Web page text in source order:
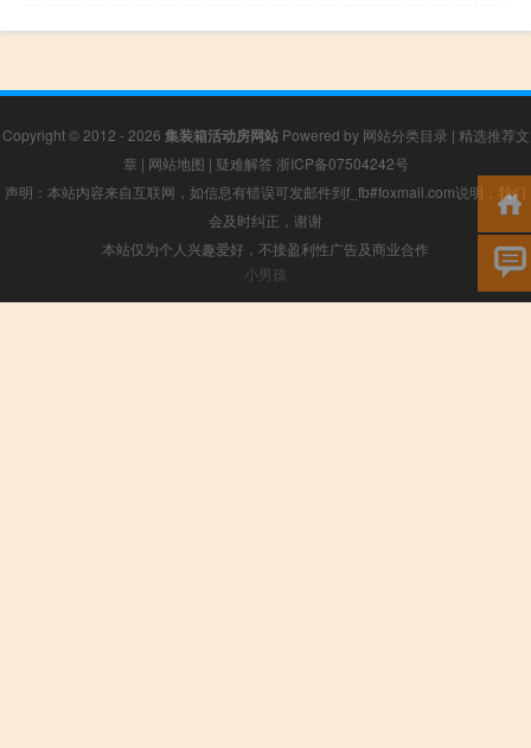
Copyright © 2012 - 2026 集装箱活动房网站Powered by 网站分类目录 | 精选推荐文
章 | 网站地图 | 疑难解答 浙ICP备07504242号
声明：本站内容来自互联网，如信息有错误可发邮件到f_fb#foxmail.com说明，我们
会及时纠正，谢谢
本站仅为个人兴趣爱好，不接盈利性广告及商业合作
小男孩